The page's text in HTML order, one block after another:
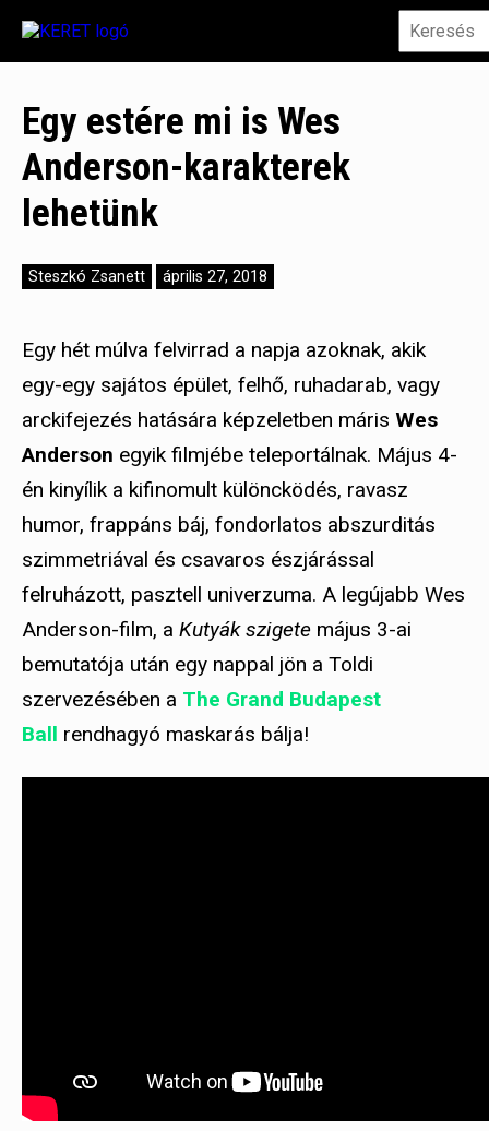
Egy estére mi is Wes
Anderson-karakterek
lehetünk
Steszkó Zsanett április 27, 2018
Egy hét múlva felvirrad a napja azoknak, akik
egy-egy sajátos épület, felhő, ruhadarab, vagy
arckifejezés hatására képzeletben máris Wes
Anderson egyik filmjébe teleportálnak. Május 4-
én kinyílik a kifinomult különcködés, ravasz
humor, frappáns báj, fondorlatos abszurditás
szimmetriával és csavaros észjárással
felruházott, pasztell univerzuma. A legújabb Wes
Anderson-film, a Kutyák szigete május 3-ai
bemutatója után egy nappal jön a Toldi
szervezésében a The Grand Budapest
Ball rendhagyó maskarás bálja!